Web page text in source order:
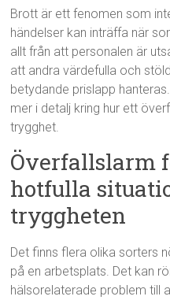
Brott är ett fenomen som
händelser kan inträffa när
allt från att personalen är
att andra värdefulla och
betydande prislapp
mer i detalj kring hur ett
trygghet.
Överfallslarm
hotfulla
tryggheten
Det finns flera olika sorters
på en arbetsplats. Det kan
hälsorelaterade problem till